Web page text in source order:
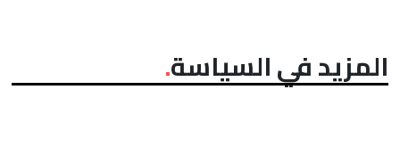
المزيد في السياسة